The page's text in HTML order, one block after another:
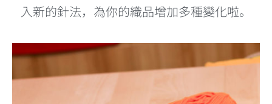
入新的針法，為你的織品增加多種變化啦。